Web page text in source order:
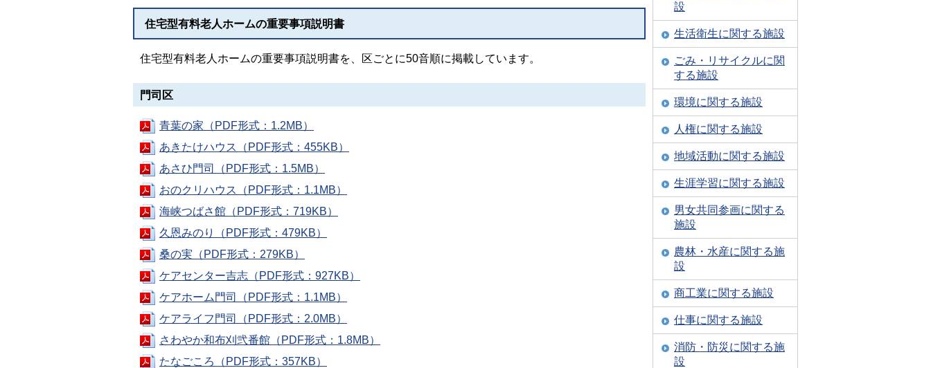
住宅型有料老人ホームの重要事項説明書
住宅型有料老人ホームの重要事項説明書を、区ごとに50音順に掲載しています。
門司区
青葉の家（PDF形式：1.2MB）
あきたけハウス（PDF形式：455KB）
あさひ門司（PDF形式：1.5MB）
おのクリハウス（PDF形式：1.1MB）
海峡つばさ館（PDF形式：719KB）
久恩みのり（PDF形式：479KB）
桑の実（PDF形式：279KB）
ケアセンター吉志（PDF形式：927KB）
ケアホーム門司（PDF形式：1.1MB）
ケアライフ門司（PDF形式：2.0MB）
さわやか和布刈弐番館（PDF形式：1.8MB）
たなごころ（PDF形式：357KB）
設
生活衛生に関する施設
ごみ・リサイクルに関
する施設
環境に関する施設
人権に関する施設
地域活動に関する施設
生涯学習に関する施設
男女共同参画に関する
施設
農林・水産に関する施
設
商工業に関する施設
仕事に関する施設
消防・防災に関する施
設